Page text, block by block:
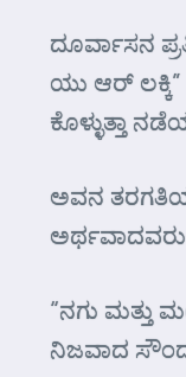
ದೂರ್ವಾಸನ
ಯು ಆರ್
ಕೊಳ್ಳುತ್ತಾ
ಅವನ
ಅರ್ಥವಾದವರು
“ನಗು ಮತ್ತು
ನಿಜವಾದ